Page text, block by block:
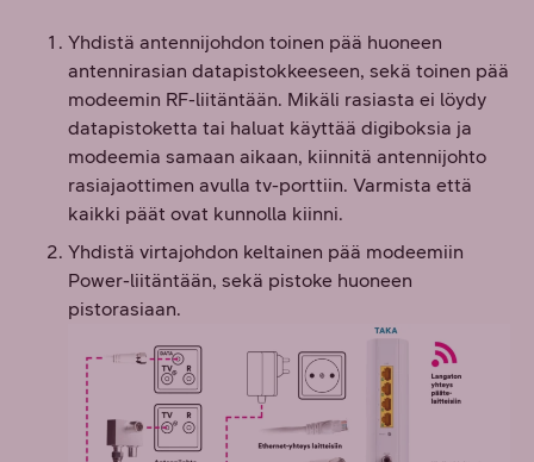
Yhdistä antennijohdon toinen pää huoneen
antennirasian datapistokkeeseen, sekä toinen pää
modeemin RF-liitäntään. Mikäli rasiasta ei löydy
datapistoketta tai haluat käyttää digiboksia ja
modeemia samaan aikaan, kiinnitä antennijohto
rasiajaottimen avulla tv-porttiin. Varmista että
kaikki päät ovat kunnolla kiinni.
Yhdistä virtajohdon keltainen pää modeemiin
Power-liitäntään, sekä pistoke huoneen
pistorasiaan.